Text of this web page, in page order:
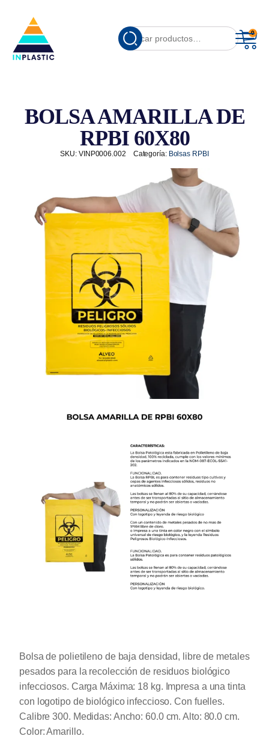
Buscar
por:
Cuando hay 0
BOLSA AMARILLA DE
RPBI 60X80
SKU: VINP0006.002 Categoría: Bolsas RPBI
Bolsa de polietileno de baja densidad, libre de metales
pesados para la recolección de residuos biológico
infecciosos. Carga Máxima: 18 kg. Impresa a una tinta
con logotipo de biológico infeccioso. Con fuelles.
Calibre 300. Medidas: Ancho: 60.0 cm. Alto: 80.0 cm.
Color: Amarillo.